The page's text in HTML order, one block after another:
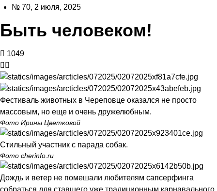
№ 70, 2 июля, 2025
Быть человеком!
1049
Фестиваль животных в Череповце оказался не просто
массовым, но еще и очень дружелюбным.
Фото Ирины Цветковой
Стильный участник c парада собак.
Фото cherinfo.ru
Дождь и ветер не помешали любителям сапсерфинга
собраться для ставшего уже традиционным карнавального